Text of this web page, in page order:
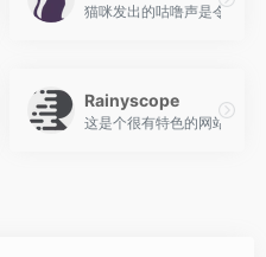
声音模拟网站，同时还提供6种不同
猫咪发出的咕噜声是令人最
音生成器
景噪音生成器，旨在帮助您放松、集中
Rainyscope
这是个很有特色的网站，有